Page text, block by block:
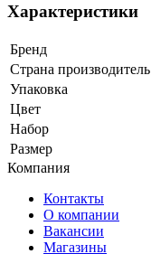
Характеристики
Бренд
Страна производитель
Упаковка
Цвет
Набор
Размер
Компания
Контакты
О компании
Вакансии
Магазины